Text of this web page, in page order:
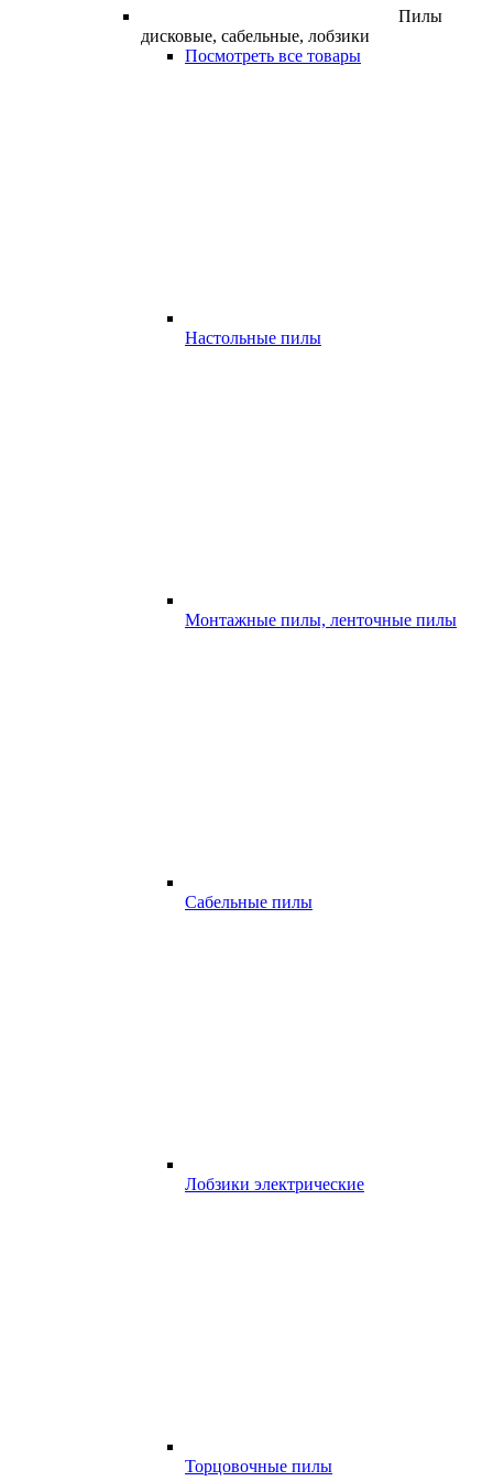
Пилы
дисковые, сабельные, лобзики
Посмотреть все товары
Настольные пилы
Монтажные пилы, ленточные пилы
Сабельные пилы
Лобзики электрические
Торцовочные пилы